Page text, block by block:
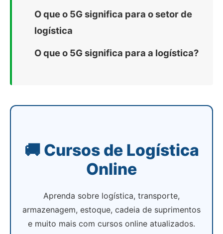
O que o 5G significa para o setor de
logística
O que o 5G significa para a logística?
🚚 Cursos de Logística
Online
Aprenda sobre logística, transporte,
armazenagem, estoque, cadeia de suprimentos
e muito mais com cursos online atualizados.